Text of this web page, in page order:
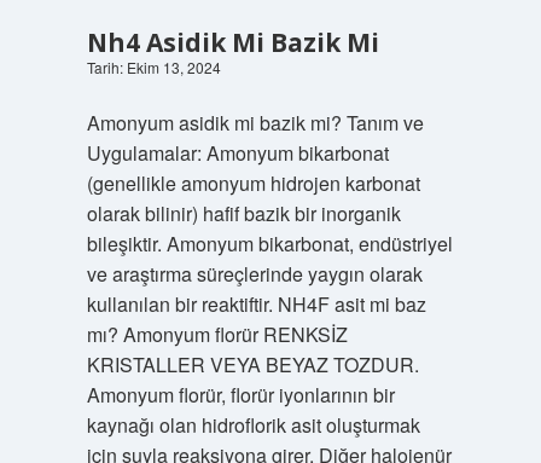
Nh4 Asidik Mi Bazik Mi
Tarih: Ekim 13, 2024
Amonyum asidik mi bazik mi? Tanım ve
Uygulamalar: Amonyum bikarbonat
(genellikle amonyum hidrojen karbonat
olarak bilinir) hafif bazik bir inorganik
bileşiktir. Amonyum bikarbonat, endüstriyel
ve araştırma süreçlerinde yaygın olarak
kullanılan bir reaktiftir. NH4F asit mi baz
mı? Amonyum florür RENKSİZ
KRISTALLER VEYA BEYAZ TOZDUR.
Amonyum florür, florür iyonlarının bir
kaynağı olan hidroflorik asit oluşturmak
için suyla reaksiyona girer. Diğer halojenür